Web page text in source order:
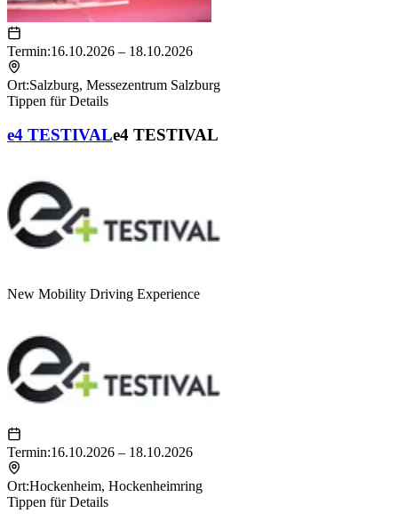
Termin:16.10.2026 – 18.10.2026
Ort:Salzburg, Messezentrum Salzburg
Tippen für Details
e4 TESTIVALe4 TESTIVAL
New Mobility Driving Experience
Termin:16.10.2026 – 18.10.2026
Ort:Hockenheim, Hockenheimring
Tippen für Details